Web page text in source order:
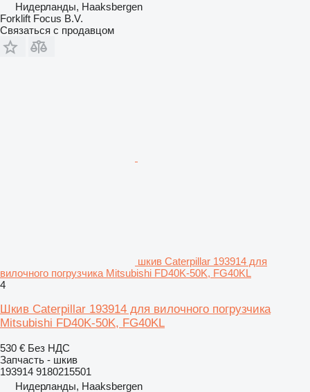
Нидерланды, Haaksbergen
Forklift Focus B.V.
Связаться с продавцом
шкив Caterpillar 193914 для
вилочного погрузчика Mitsubishi FD40K-50K, FG40KL
4
Шкив Caterpillar 193914 для вилочного погрузчика
Mitsubishi FD40K-50K, FG40KL
530 € Без НДС
Запчасть - шкив
193914 9180215501
Нидерланды, Haaksbergen